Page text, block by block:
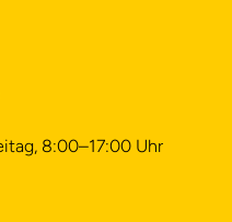
8:00–17:00 Uhr